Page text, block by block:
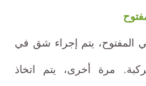
المفتوح، يتم إجراء شق في
مرة أخرى، يتم اتخاذ